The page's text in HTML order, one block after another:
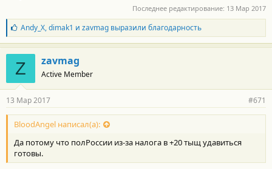
Последнее редактирование: 13 Мар 2017
Б
л
а
г
о
д
а
н
о
с
и
:
Andy_X,dimak1 и zavmagвыразили благодарность
Z zavmag
Active Member
13 Мар 2017 #671
BloodAngel написал(а):
Да потому что полРоссии из-за налога в +20 тыщ удавиться
готовы.